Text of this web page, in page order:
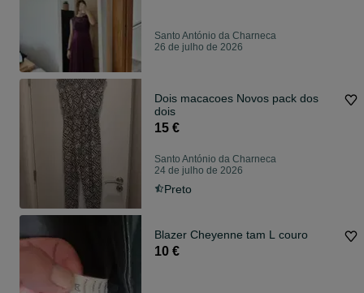
Santo António da Charneca
26 de julho de 2026
Dois macacoes Novos pack dos
dois
15 €
Santo António da Charneca
24 de julho de 2026
Preto
Blazer Cheyenne tam L couro
10 €